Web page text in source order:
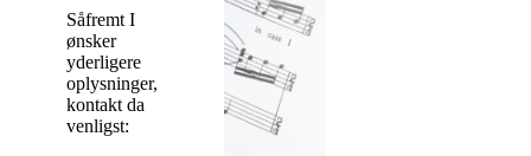
Såfremt I
ønsker
yderligere
oplysninger,
kontakt da
venligst: